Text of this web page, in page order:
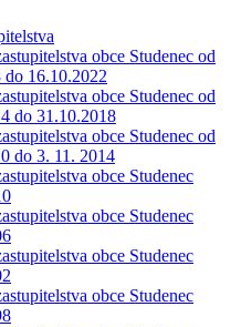
obce Studenec od
do 16.10.2022
obce Studenec od
do 31.10.2018
obce Studenec od
do 3. 11. 2014
obce Studenec
obce Studenec
obce Studenec
obce Studenec